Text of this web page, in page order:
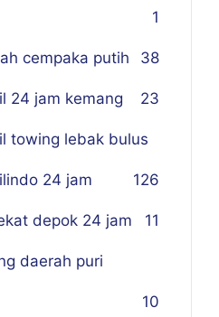
1
cempaka putih 38
24 jam kemang 23
towing lebak bulus
26
24 jam 1
depok 24 jam 11
daerah puri
10